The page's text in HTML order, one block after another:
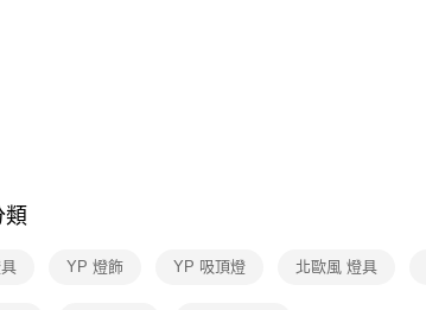
類
YP 燈飾 YP 吸頂燈 北歐風 燈具